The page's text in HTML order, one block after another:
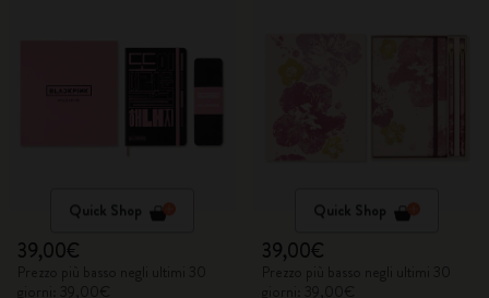
Quick Shop
39,00€
Quick Shop
39,00€